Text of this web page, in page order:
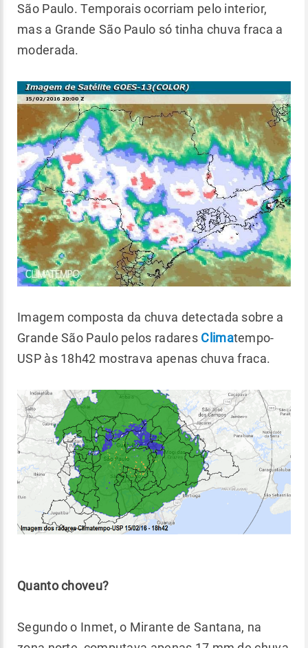
São Paulo. Temporais ocorriam pelo interior,
mas a Grande São Paulo só tinha chuva fraca a
moderada.
Imagem composta da chuva detectada sobre a
Grande São Paulo pelos radares Climatempo-
USP às 18h42 mostrava apenas chuva fraca.
Quanto choveu?
Segundo o Inmet, o Mirante de Santana, na